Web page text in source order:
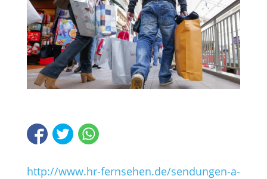
http://www.hr-fernsehen.de/sendungen-a-